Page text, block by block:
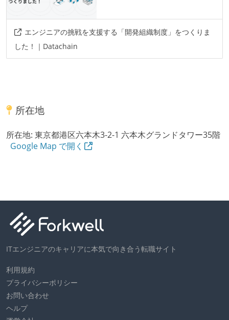
エンジニアの挑戦を支援する「開発組織制度」をつくりま
した！｜Datachain
所在地
所在地: 東京都港区六本木3-2-1 六本木グランドタワー35階
Google Map で開く
ITエンジニアのキャリアに本気で向き合う転職サイト
利用規約
プライバシーポリシー
お問い合わせ
ヘルプ